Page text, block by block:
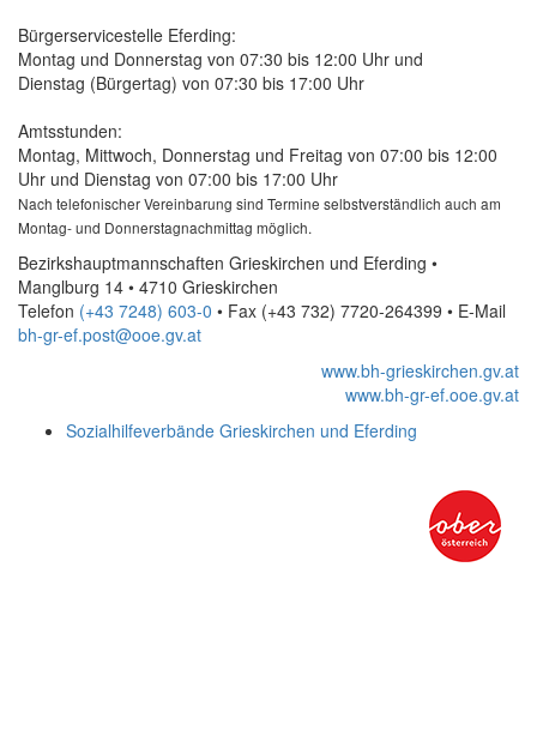
Bürgerservicestelle Eferding:
Montag und Donnerstag von 07:30 bis 12:00 Uhr und
Dienstag (Bürgertag) von 07:30 bis 17:00 Uhr
Amtsstunden:
Montag, Mittwoch, Donnerstag und Freitag von 07:00 bis 12:00
Uhr und Dienstag von 07:00 bis 17:00 Uhr
Nach telefonischer Vereinbarung sind Termine selbstverständlich auch am
Montag- und Donnerstagnachmittag möglich.
Bezirkshauptmannschaften Grieskirchen und Eferding •
Manglburg 14 • 4710 Grieskirchen
Telefon (+43 7248) 603-0 • Fax (+43 732) 7720-264399 • E-Mail
bh-gr-ef.post@ooe.gv.at
www.bh-grieskirchen.gv.at
www.bh-gr-ef.ooe.gv.at
Sozialhilfeverbände Grieskirchen und Eferding